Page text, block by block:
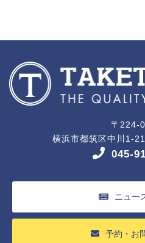
〒224-
横浜市都筑区中川1-
045-
ニュー
予約・お